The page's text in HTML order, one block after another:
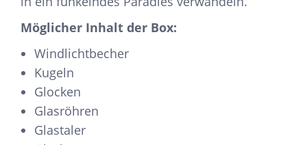
Möglicher Inhalt der Box:
Windlichtbecher
Kugeln
Glocken
Glasröhren
Glastaler